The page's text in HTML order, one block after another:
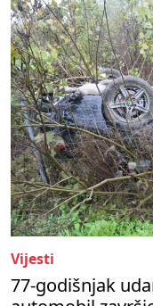
Vijesti
77-godišnjak